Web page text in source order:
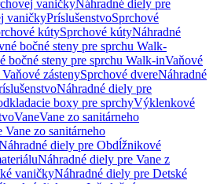
vaničkyNáhradné diely pre
vaničkyPríslušenstvoSprchové
kútySprchové kútyNáhradné
bočné steny pre sprchu Walk-
bočné steny pre sprchu Walk-inVaňové
zástenySprchové dvereNáhradné
Náhradné diely pre
boxy pre sprchyVýklenkové
VaneVane zo sanitárneho
zo sanitárneho
diely pre Obdĺžnikové
Náhradné diely pre Vane z
vaničkyNáhradné diely pre Detské